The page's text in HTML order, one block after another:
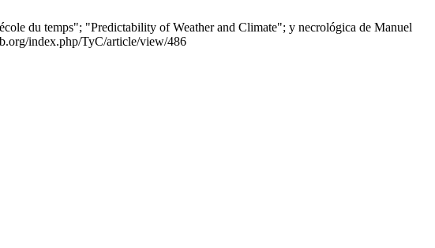
du temps"; "Predictability of Weather and Climate"; y necrológica de Manuel
index.php/TyC/article/view/486